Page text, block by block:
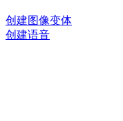
创建图像变体
创建语音